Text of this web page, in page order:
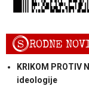
SRODNE
KRIKOM
ideologije